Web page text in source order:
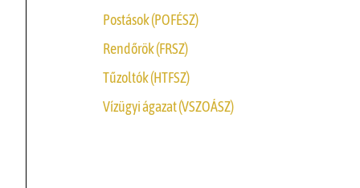
Postások (POFÉSZ)
Rendőrök (FRSZ)
Tűzoltók (HTFSZ)
Vízügyi ágazat (VSZOÁSZ)